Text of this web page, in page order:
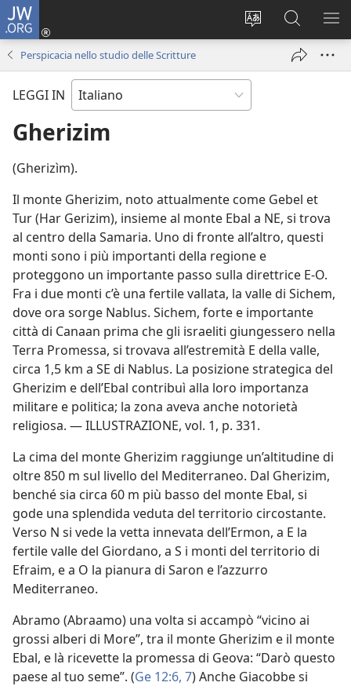
JW.ORG
Modificare
Accedi
(apre
finestra)
Cerca
in
JW.ORG
Perspicacia nello studio delle Scritture
LEGGI IN
Gherizim
(Gherizìm).
Il monte Gherizim, noto attualmente come Gebel et
Tur (Har Gerizim), insieme al monte Ebal a NE, si trova
al centro della Samaria. Uno di fronte all’altro, questi
monti sono i più importanti della regione e
proteggono un importante passo sulla direttrice E-O.
Fra i due monti c’è una fertile vallata, la valle di Sichem,
dove ora sorge Nablus. Sichem, forte e importante
città di Canaan prima che gli israeliti giungessero nella
Terra Promessa, si trovava all’estremità E della valle,
circa 1,5 km a SE di Nablus. La posizione strategica del
Gherizim e dell’Ebal contribuì alla loro importanza
militare e politica; la zona aveva anche notorietà
religiosa. — ILLUSTRAZIONE, vol. 1, p. 331.
La cima del monte Gherizim raggiunge un’altitudine di
oltre 850 m sul livello del Mediterraneo. Dal Gherizim,
benché sia circa 60 m più basso del monte Ebal, si
gode una splendida veduta del territorio circostante.
Verso N si vede la vetta innevata dell’Ermon, a E la
fertile valle del Giordano, a S i monti del territorio di
Efraim, e a O la pianura di Saron e l’azzurro
Mediterraneo.
Abramo (Abraamo) una volta si accampò “vicino ai
grossi alberi di More”, tra il monte Gherizim e il monte
Ebal, e là ricevette la promessa di Geova: “Darò questo
paese al tuo seme”. (Ge 12:6, 7) Anche Giacobbe si